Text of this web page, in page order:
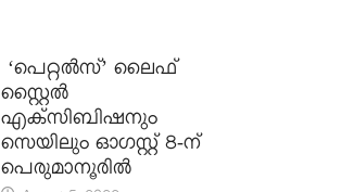
‘പെറ്റൽസ്’ ലൈഫ്
സ്റ്റൈൽ
എക്സിബിഷനും
സെയിലും ഓഗസ്റ്റ് 8-ന്
പെരുമാനൂരിൽ